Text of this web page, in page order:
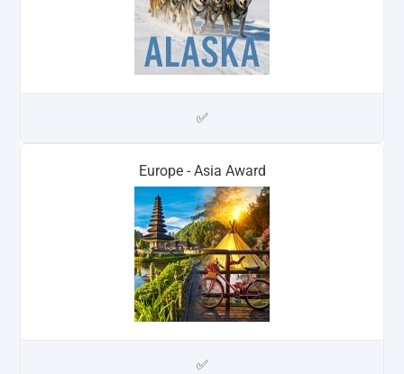
✅
Europe - Asia Award
✅